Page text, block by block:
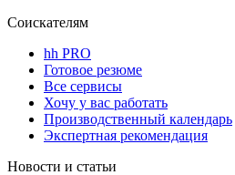
Соискателям
hh PRO
Готовое резюме
Все сервисы
Хочу у вас работать
Производственный календарь
Экспертная рекомендация
Новости и статьи